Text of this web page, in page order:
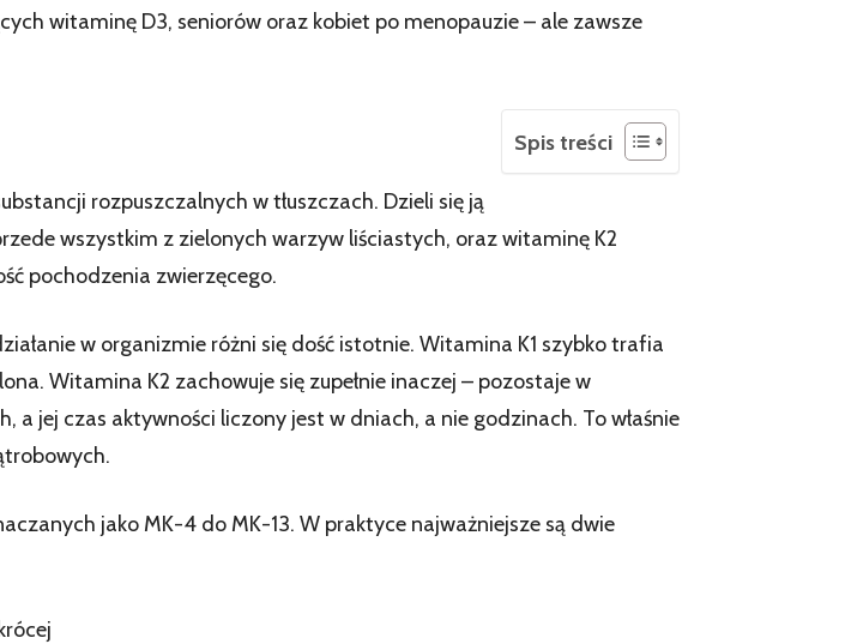
witaminę D3, seniorów oraz kobiet po menopauzie – ale zawsze
Spis treści
rozpuszczalnych w tłuszczach. Dzieli się ją
wszystkim z zielonych warzyw liściastych, oraz witaminę K2
pochodzenia zwierzęcego.
w organizmie różni się dość istotnie. Witamina K1 szybko trafia
Witamina K2 zachowuje się zupełnie inaczej – pozostaje w
a jej czas aktywności liczony jest w dniach, a nie godzinach. To właśnie
jako MK-4 do MK-13. W praktyce najważniejsze są dwie